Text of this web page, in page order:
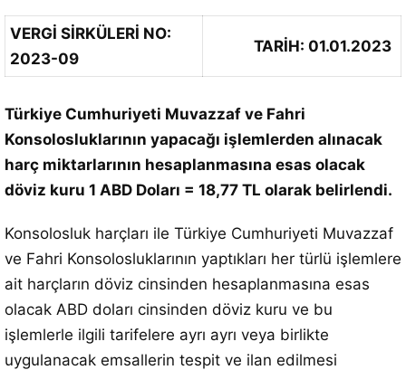
VERGİ SİRKÜLERİ NO:
2023-09
TARİH: 01.01.2023
Türkiye Cumhuriyeti Muvazzaf ve Fahri
Konsolosluklarının yapacağı işlemlerden alınacak
harç miktarlarının hesaplanmasına esas olacak
döviz kuru 1 ABD Doları = 18,77 TL olarak belirlendi.
Konsolosluk harçları ile Türkiye Cumhuriyeti Muvazzaf
ve Fahri Konsolosluklarının yaptıkları her türlü işlemlere
ait harçların döviz cinsinden hesaplanmasına esas
olacak ABD doları cinsinden döviz kuru ve bu
işlemlerle ilgili tarifelere ayrı ayrı veya birlikte
uygulanacak emsallerin tespit ve ilan edilmesi